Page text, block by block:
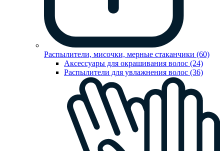
Распылители, мисочки, мерные стаканчики (60)
Аксессуары для окрашивания волос (24)
Распылители для увлажнения волос (36)